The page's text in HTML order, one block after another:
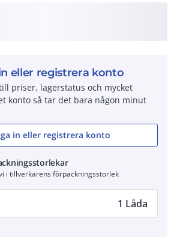
eller registrera konto
priser, lagerstatus och mycket
konto så tar det bara någon minut
in eller registrera konto
i tillverkarens förpackningsstorlek
1 Låda